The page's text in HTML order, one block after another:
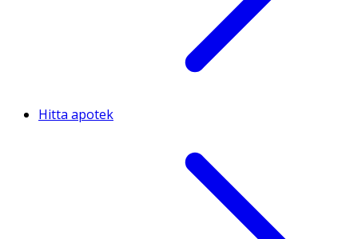
Hitta apotek